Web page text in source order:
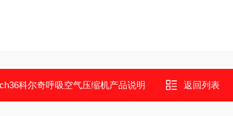
科尔奇呼吸空气压缩机产品说明 返回列表